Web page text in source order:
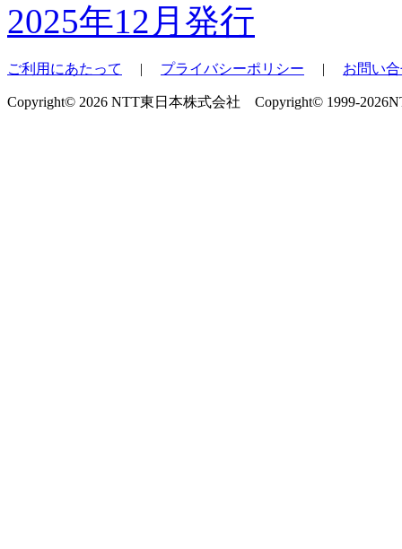
2025年12月発行
ご利用にあたって | プライバシーポリシー | お問い
Copyright© 2026 NTT東日本株式会社 Copyright© 1999-